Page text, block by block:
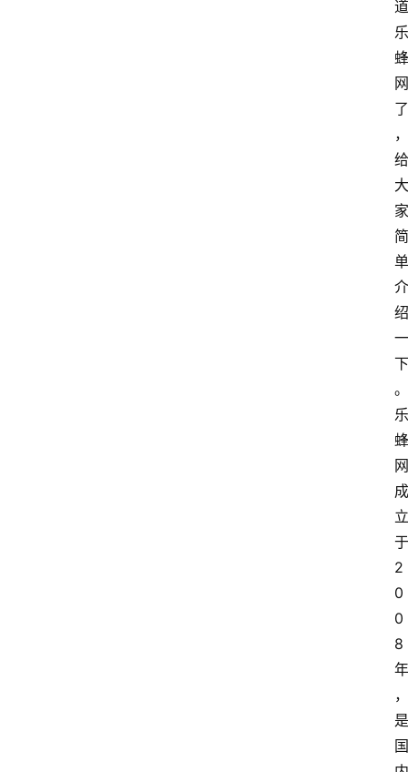
道
乐
蜂
网
了
，
给
大
家
简
单
介
绍
一
下
。
乐
蜂
网
成
立
于
2
0
0
8
年
，
是
国